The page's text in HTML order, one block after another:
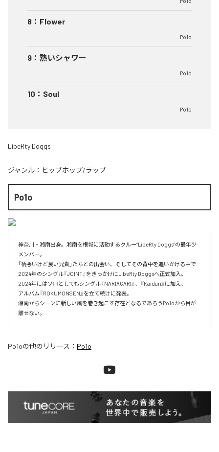
8 ： Flower
Po1o
9 ： 熱いシャワー
Po1o
10 ： Soul
Po1o
LibeRty Doggs
ジャンル： ヒップホップ/ラップ
Po1o
神奈川・湘南出身。湘南を根城に活動するクルー”LibeRty Doggs”の最年少
メンバー。
「柄悪いけど良い兄貴」たちとの出会い、そしてその背中を追いかける中で
2024年のシングル『JOINT』をきっかけにLibeRty Doggsへ正式加入。
2024年にはソロとしてもシングル『NARIAGARI』、『Kaidan』に加え、
アルバム『ROKUMONSEN』を立て続けに発表。
湘南からシーンに新しい風を巻き起こす存在となるであろうPo1oから目が
離せない。
Po1oの他のリリース： Po1o